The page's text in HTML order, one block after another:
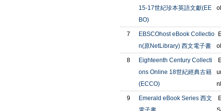
15-17世紀珍本英語文獻(EE
BO)
7
EBSCOhost eBook Collectio
n(原NetLibrary) 西文電子書
8
Eighteenth Century Collecti
ons Online 18世紀經典古籍
(ECCO)
9
Emerald eBook Series 西文